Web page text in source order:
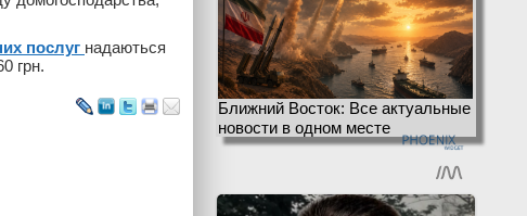
послуг надаються
грн.
Ближний Восток: Все актуальные
новости в одном месте